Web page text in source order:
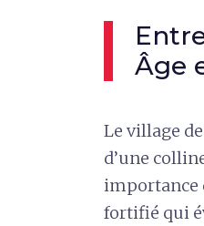
Âge
Le village de
d’une
importance
fortifié qui